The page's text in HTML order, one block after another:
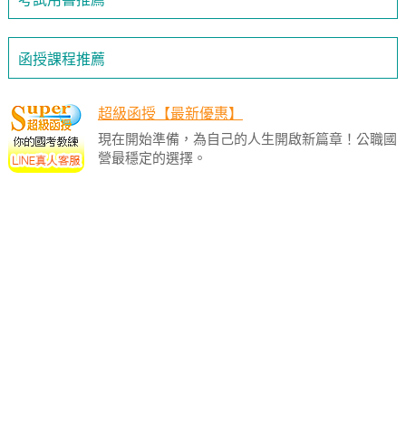
函授課程推薦
超級函授【最新優惠】
現在開始準備，為自己的人生開啟新篇章！公職國
營最穩定的選擇。